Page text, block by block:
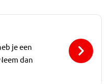
je een
dan